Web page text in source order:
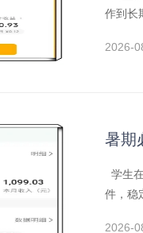
作到长
2026-
暑期
学生
件，稳
2026-